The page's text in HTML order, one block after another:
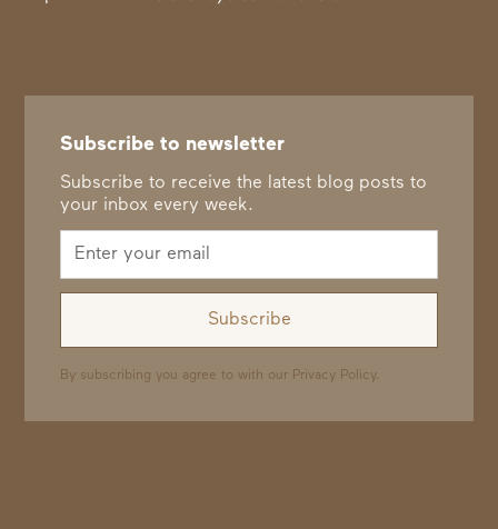
Subscribe to newsletter
Subscribe to receive the latest blog posts to
your inbox every week.
By subscribing you agree to with our Privacy Policy.